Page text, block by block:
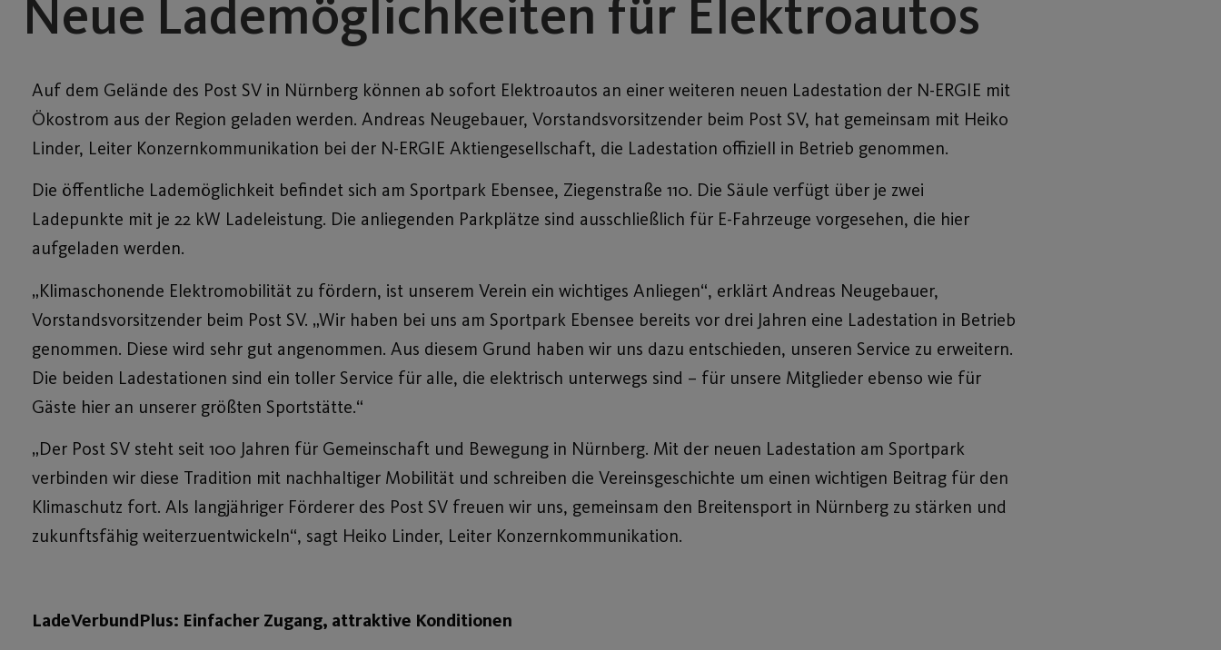
Neue Lademöglichkeiten für Elektroautos
Auf dem Gelände des Post SV in Nürnberg können ab sofort Elektroautos an einer weiteren neuen Ladestation der N-ERGIE mit
Ökostrom aus der Region geladen werden. Andreas Neugebauer, Vorstandsvorsitzender beim Post SV, hat gemeinsam mit Heiko
Linder, Leiter Konzernkommunikation bei der N-ERGIE Aktiengesellschaft, die Ladestation offiziell in Betrieb genommen.
Die öffentliche Lademöglichkeit befindet sich am Sportpark Ebensee, Ziegenstraße 110. Die Säule verfügt über je zwei
Ladepunkte mit je 22 kW Ladeleistung. Die anliegenden Parkplätze sind ausschließlich für E-Fahrzeuge vorgesehen, die hier
aufgeladen werden.
„Klimaschonende Elektromobilität zu fördern, ist unserem Verein ein wichtiges Anliegen“, erklärt Andreas Neugebauer,
Vorstandsvorsitzender beim Post SV. „Wir haben bei uns am Sportpark Ebensee bereits vor drei Jahren eine Ladestation in Betrieb
genommen. Diese wird sehr gut angenommen. Aus diesem Grund haben wir uns dazu entschieden, unseren Service zu erweitern.
Die beiden Ladestationen sind ein toller Service für alle, die elektrisch unterwegs sind – für unsere Mitglieder ebenso wie für
Gäste hier an unserer größten Sportstätte.“
„Der Post SV steht seit 100 Jahren für Gemeinschaft und Bewegung in Nürnberg. Mit der neuen Ladestation am Sportpark
verbinden wir diese Tradition mit nachhaltiger Mobilität und schreiben die Vereinsgeschichte um einen wichtigen Beitrag für den
Klimaschutz fort. Als langjähriger Förderer des Post SV freuen wir uns, gemeinsam den Breitensport in Nürnberg zu stärken und
zukunftsfähig weiterzuentwickeln“, sagt Heiko Linder, Leiter Konzernkommunikation.
LadeVerbundPlus: Einfacher Zugang, attraktive Konditionen